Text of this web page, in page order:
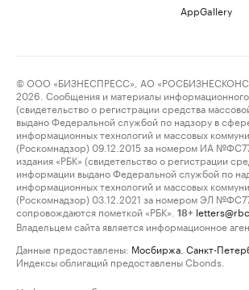
AppGallery
© ООО «БИЗНЕСПРЕСС», АО
2026. Сообщения и материалы информационного
(свидетельство о регистрации средства
выдано Федеральной службой по надзору в
информационных технологий и массовых
(Роскомнадзор) 09.12.2015 за номером ИА
издания «РБК» (свидетельство о регистрации
информации выдано Федеральной службой по
информационных технологий и массовых
(Роскомнадзор) 03.12.2021 за номером ЭЛ
сопровождаются пометкой «РБК».
18+
Владельцем сайта является информационное
Данные предоставлены: Мосбиржа Санкт-
Индексы облигаций предоставлены Cbonds.